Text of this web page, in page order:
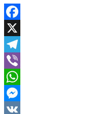
Facebook
X
Telegram
Viber
WhatsApp
Messenger